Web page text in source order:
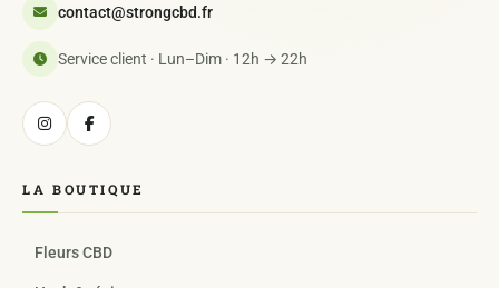
contact@strongcbd.fr
Service client · Lun–Dim · 12h → 22h
LA BOUTIQUE
Fleurs CBD